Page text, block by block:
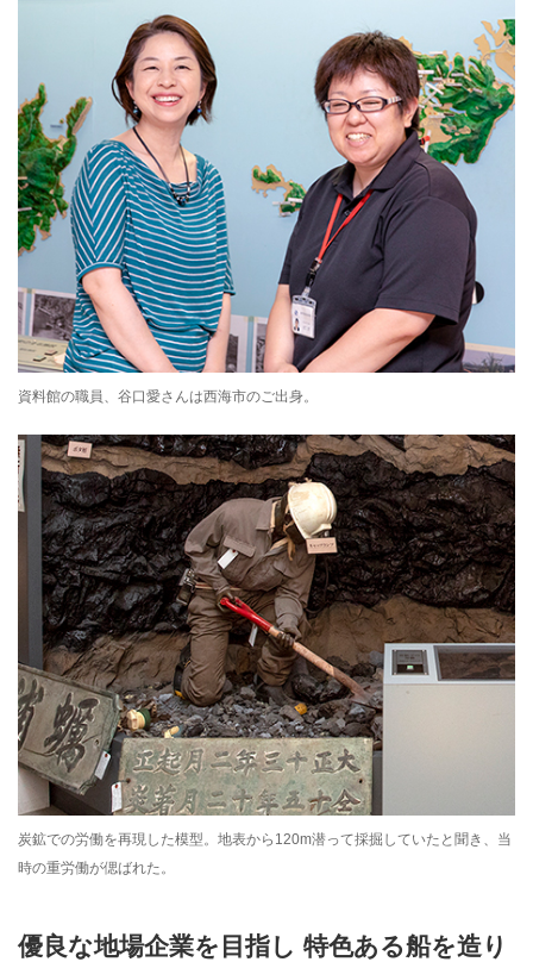
資料館の職員、谷口愛さんは西海市のご出身。
炭鉱での労働を再現した模型。地表から120m潜って採掘していたと聞き、当
時の重労働が偲ばれた。
優良な地場企業を目指し 特色ある船を造り